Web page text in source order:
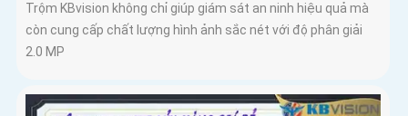
Trộm KBvision không chỉ giúp giám sát an ninh hiệu quả mà
còn cung cấp chất lượng hình ảnh sắc nét với độ phân giải
2.0 MP